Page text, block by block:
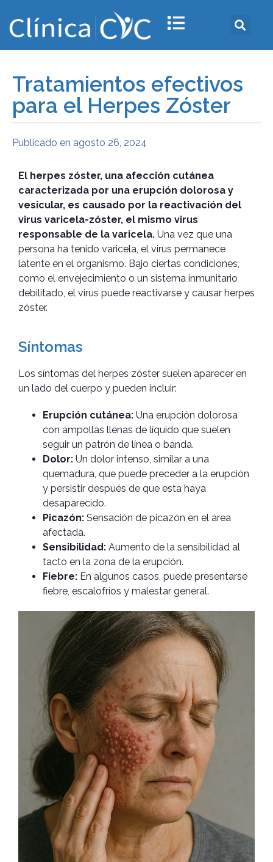
Tratamientos efectivos
para el Herpes Zóster
Publicado en agosto 26, 2024
El herpes zóster, una afección cutánea
caracterizada por una erupción dolorosa y
vesicular, es causado por la reactivación del
virus varicela-zóster, el mismo virus
responsable de la varicela. Una vez que una
persona ha tenido varicela, el virus permanece
latente en el organismo. Bajo ciertas condiciones,
como el envejecimiento o un sistema inmunitario
debilitado, el virus puede reactivarse y causar herpes
zóster.
Síntomas
Los síntomas del herpes zóster suelen aparecer en
un lado del cuerpo y pueden incluir:
Erupción cutánea: Una erupción dolorosa
con ampollas llenas de líquido que suelen
seguir un patrón de línea o banda.
Dolor: Un dolor intenso, similar a una
quemadura, que puede preceder a la erupción
y persistir después de que esta haya
desaparecido.
Picazón: Sensación de picazón en el área
afectada.
Sensibilidad: Aumento de la sensibilidad al
tacto en la zona de la erupción.
Fiebre: En algunos casos, puede presentarse
fiebre, escalofríos y malestar general.